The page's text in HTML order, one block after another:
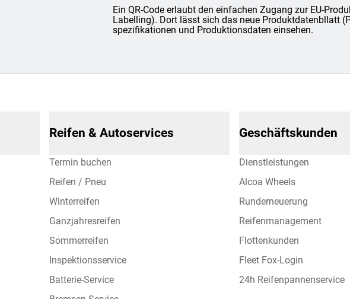
Ein QR-Code erlaubt den einfachen Zugang zur EU-
Labelling). Dort lässt sich das neue Produktdatenbllatt
spezifikationen und Produktionsdaten einsehen.
Reifen & Autoservices
Termin buchen
Reifen / Pneu
Winterreifen
Ganzjahresreifen
Sommerreifen
Inspektionsservice
Batterie-Service
Geschäftskunden
Dienstleistungen
Alcoa Wheels
Runderneuerung
Reifenmanagement
Flottenkunden
Fleet Fox-Login
24h Reifenpannenservice